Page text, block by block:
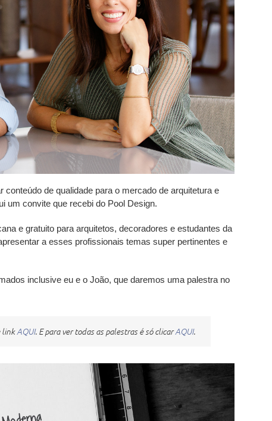
de qualidade para o mercado de arquitetura e
um convite que recebi do Pool Design.
e gratuito para arquitetos, decoradores e estudantes da
a esses profissionais temas super pertinentes e
inclusive eu e o João, que daremos uma palestra no
linkAQUI. E para ver todas as palestras é só clicarAQUI.